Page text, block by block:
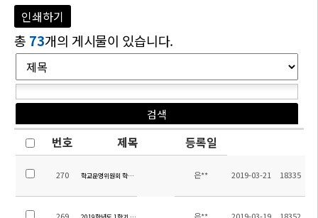
인쇄하기
총 73개의 게시물이 있습니다.
번호 제목 등록일
270 학교운영위원회 학부모위원 선출 결과 공고 은** 2019-03-21 18335
269 은** 2019-03-19 18352